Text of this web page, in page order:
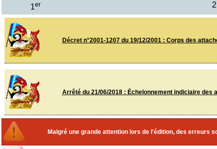
1er
Décret n°2001-1207 du 19/12/2001 : Corps des
Arrêté du 21/06/2018 : Échelonnement indiciaire
Malgré une grande attention lors de l'édition, des erreurs